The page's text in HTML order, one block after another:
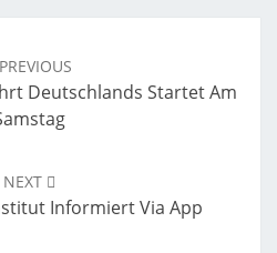
PREVIOUS
Deutschlands Startet Am
NEXT
Informiert Via App